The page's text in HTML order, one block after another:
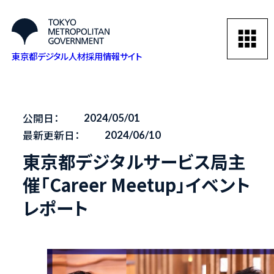
東京都デジタル人材採用情報サイト
公開日： 2024/05/01
最新更新日： 2024/06/10
東京都デジタルサービス局主
催「Career Meetup」イベント
レポート